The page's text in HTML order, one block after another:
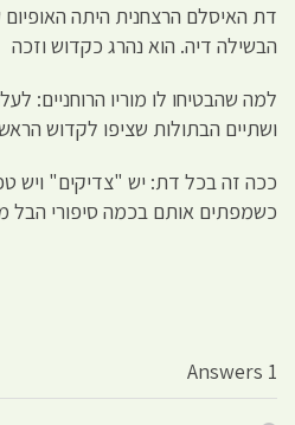
דת האיסלם הרצחנית היתה
הבשילה דיה. הוא נהרג כקדוש וזכה
למה שהבטיחו לו מוריו הרוחניים:
ושתיים הבתולות שציפו לקדוש
ככה זה בכל דת: יש "צדיקים" ויש
כשמפתים אותם בכמה סיפורי הבל
1 Answers